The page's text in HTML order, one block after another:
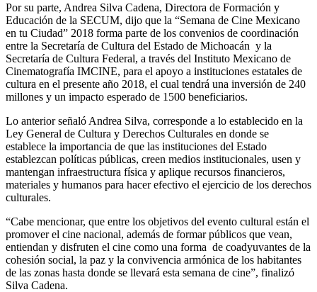
Por su parte, Andrea Silva Cadena, Directora de Formación y
Educación de la SECUM, dijo que la “Semana de Cine Mexicano
en tu Ciudad” 2018 forma parte de los convenios de coordinación
entre la Secretaría de Cultura del Estado de Michoacán y la
Secretaría de Cultura Federal, a través del Instituto Mexicano de
Cinematografía IMCINE, para el apoyo a instituciones estatales de
cultura en el presente año 2018, el cual tendrá una inversión de 240
millones y un impacto esperado de 1500 beneficiarios.
Lo anterior señaló Andrea Silva, corresponde a lo establecido en la
Ley General de Cultura y Derechos Culturales en donde se
establece la importancia de que las instituciones del Estado
establezcan políticas públicas, creen medios institucionales, usen y
mantengan infraestructura física y aplique recursos financieros,
materiales y humanos para hacer efectivo el ejercicio de los derechos
culturales.
“Cabe mencionar, que entre los objetivos del evento cultural están el
promover el cine nacional, además de formar públicos que vean,
entiendan y disfruten el cine como una forma de coadyuvantes de la
cohesión social, la paz y la convivencia armónica de los habitantes
de las zonas hasta donde se llevará esta semana de cine”, finalizó
Silva Cadena.